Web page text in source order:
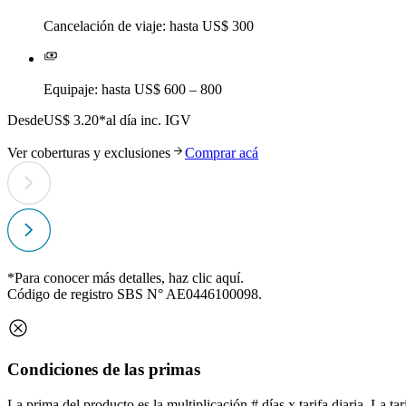
Cancelación de viaje: hasta US$ 300
Equipaje: hasta US$ 600 – 800
DesdeUS$ 3.20*al día inc. IGV
Ver coberturas y exclusiones Comprar acá
*Para conocer más detalles, haz clic aquí.
Código de registro SBS N° AE0446100098.
Condiciones de las primas